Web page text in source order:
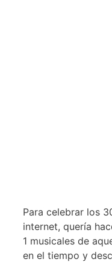
Para celebrar los
internet, quería
1 musicales de
en el tiempo y